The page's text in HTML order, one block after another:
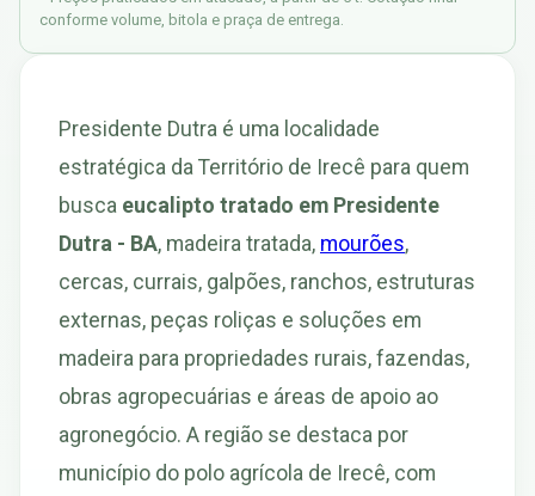
conforme volume, bitola e praça de entrega.
Presidente Dutra é uma localidade
estratégica da Território de Irecê para quem
busca eucalipto tratado em Presidente
Dutra - BA, madeira tratada, mourões,
cercas, currais, galpões, ranchos, estruturas
externas, peças roliças e soluções em
madeira para propriedades rurais, fazendas,
obras agropecuárias e áreas de apoio ao
agronegócio. A região se destaca por
município do polo agrícola de Irecê, com